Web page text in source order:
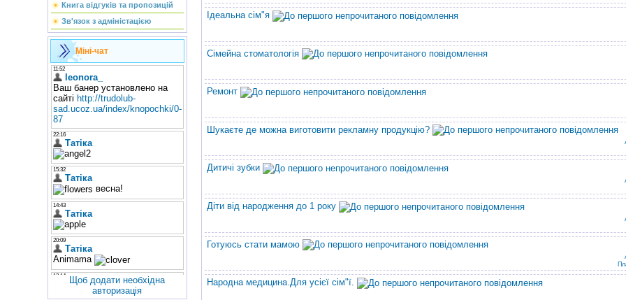
Книга відгуків та пропозицій
Зв'язок з адміністацією
Міні-чат
Щоб додати необхідна
авторизація
Ідеальна сім"я
Сімейна стоматологія
Ремонт
Шукаєте де можна виготовити рекламну продукцію?
Дитичі зубки
Діти від народження до 1 року
Готуюсь стати мамою
Народна медицина.Для усієї сім"ї.